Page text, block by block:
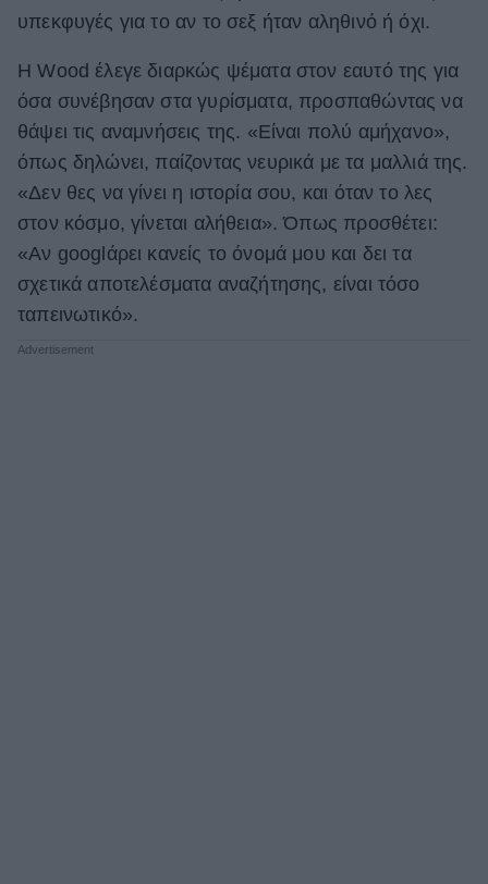
υπεκφυγές για το αν το σεξ ήταν αληθινό ή όχι.
Η Wood έλεγε διαρκώς ψέματα στον εαυτό της για
όσα συνέβησαν στα γυρίσματα, προσπαθώντας να
θάψει τις αναμνήσεις της. «Είναι πολύ αμήχανο»,
όπως δηλώνει, παίζοντας νευρικά με τα μαλλιά της.
«Δεν θες να γίνει η ιστορία σου, και όταν το λες
στον κόσμο, γίνεται αλήθεια». Όπως προσθέτει:
«Αν googlάρει κανείς το όνομά μου και δει τα
σχετικά αποτελέσματα αναζήτησης, είναι τόσο
ταπεινωτικό».